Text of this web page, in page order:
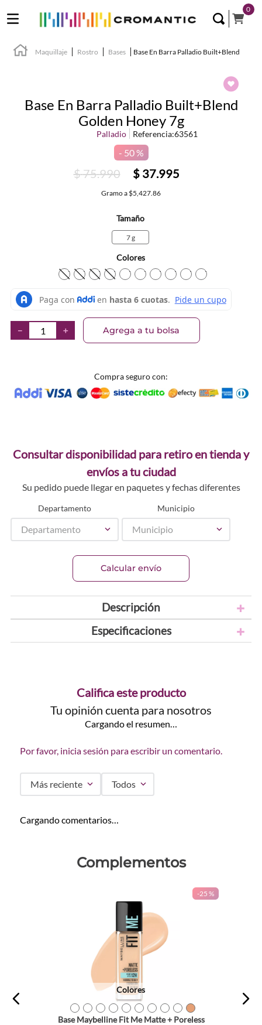
0
Maquillaje Rostro Bases Base En Barra Palladio Built+Blend
Base En Barra Palladio Built+Blend
Golden Honey 7g
Palladio Referencia:63561
50 %
$75.990 $ 37.995
Gramoa $5,427.86
Tamaño
7 g
Colores
TEXTURA_63557
TEXTURA_63558
TEXTURA_63559
TEXTURA_63560
TEXTURA_63561
TEXTURA_63562
TEXTURA_63563
TEXTURA_63564
TEXTURA_63565
＋
－ Agrega a tu bolsa
Compra seguro con:
Consultar disponibilidad para retiro en tienda y
envíos a tu ciudad
Su pedido puede llegar en paquetes y fechas diferentes
Departamento
Departamento
Municipio
Municipio
Calcular envío
Descripción
Especificaciones
Califica este producto
Tu opinión cuenta para nosotros
Cargando el resumen…
Por favor, inicia sesión para escribir un comentario.
Más reciente Todos
Cargando comentarios…
Complementos
-25 %
Colores
Base Maybelline Fit Me Matte + Poreless